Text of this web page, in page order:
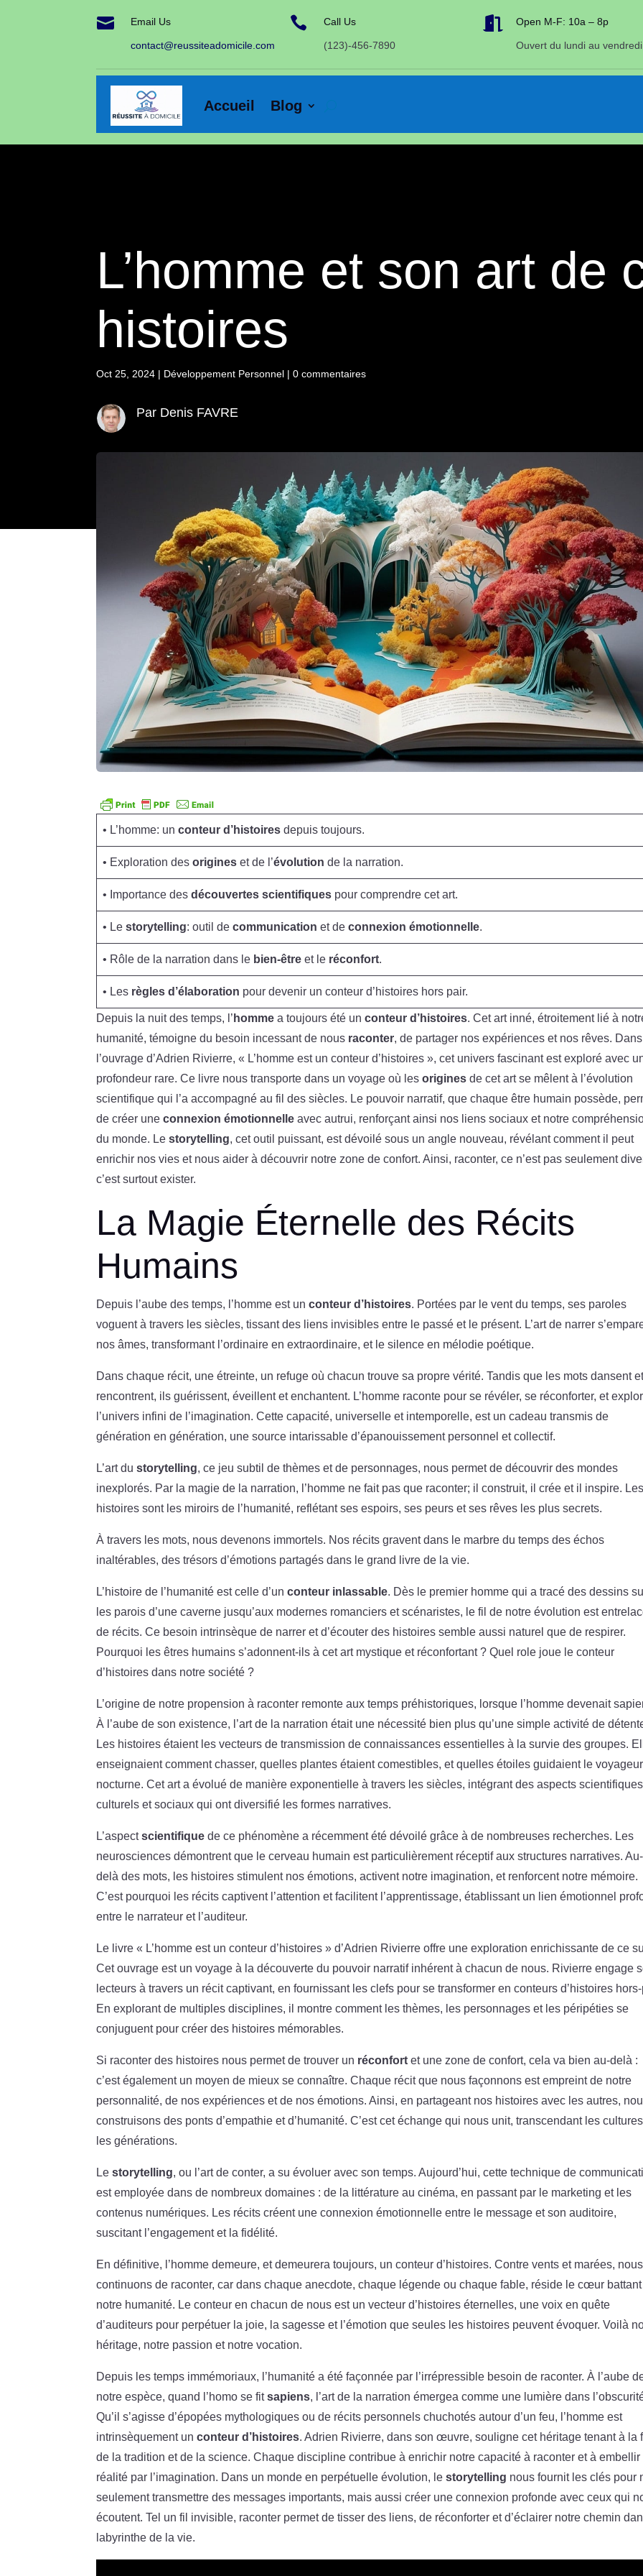
 Email Us
contact@reussiteadomicile.com
 Call Us
(123)-456-7890
 Open M-F: 10a – 8p
Ouvert du lundi au vendredi
Accueil Blog
L’homme et son art de
histoires
Oct 25, 2024 | Développement Personnel |0 commentaires
Par Denis FAVRE
• L’homme: unconteur d’histoires depuis toujours.
• Exploration desorigines et de l’évolution de la narration.
• Importance desdécouvertes scientifiques pour comprendre cet art.
• Lestorytelling: outil decommunication et deconnexion émotionnelle.
• Rôle de la narration dans le bien-être et le réconfort.
• Les règles d’élaboration pour devenir un conteur d’histoires hors pair.
Depuis la nuit des temps, l’ homme a toujours été unconteur d’histoires. Cet art inné, étroitement lié à
humanité, témoigne du besoin incessant de nous raconter, de partager nos expériences et nos rêves. Dans
l’ouvrage d’Adrien Rivierre, « L’homme est un conteur d’histoires », cet univers fascinant est exploré avec
profondeur rare. Ce livre nous transporte dans un voyage où lesorigines de cet art se mêlent à l’évolution
scientifique qui l’a accompagné au fil des siècles. Le pouvoir narratif, que chaque être humain possède,
de créer uneconnexion émotionnelle avec autrui, renforçant ainsi nos liens sociaux et notre
du monde. Lestorytelling, cet outil puissant, est dévoilé sous un angle nouveau, révélant comment il peut
enrichir nos vies et nous aider à découvrir notre zone de confort. Ainsi, raconter, ce n’est pas seulement
c’est surtout exister.
La Magie Éternelle des Récits
Humains
Depuis l’aube des temps, l’homme est unconteur d’histoires. Portées par le vent du temps, ses paroles
voguent à travers les siècles, tissant des liens invisibles entre le passé et le présent. L’art de narrer
nos âmes, transformant l’ordinaire en extraordinaire, et le silence en mélodie poétique.
Dans chaque récit, une étreinte, un refuge où chacun trouve sa propre vérité. Tandis que les mots dansent
rencontrent, ils guérissent, éveillent et enchantent. L’homme raconte pour se révéler, se réconforter, et
l’univers infini de l’imagination. Cette capacité, universelle et intemporelle, est un cadeau transmis de
génération en génération, une source intarissable d’épanouissement personnel et collectif.
L’art dustorytelling, ce jeu subtil de thèmes et de personnages, nous permet de découvrir des mondes
inexplorés. Par la magie de la narration, l’homme ne fait pas que raconter; il construit, il crée et il inspire. Les
histoires sont les miroirs de l’humanité, reflétant ses espoirs, ses peurs et ses rêves les plus secrets.
À travers les mots, nous devenons immortels. Nos récits gravent dans le marbre du temps des échos
inaltérables, des trésors d’émotions partagés dans le grand livre de la vie.
L’histoire de l’humanité est celle d’unconteur inlassable. Dès le premier homme qui a tracé des dessins
les parois d’une caverne jusqu’aux modernes romanciers et scénaristes, le fil de notre évolution est
de récits. Ce besoin intrinsèque de narrer et d’écouter des histoires semble aussi naturel que de respirer.
Pourquoi les êtres humains s’adonnent-ils à cet art mystique et réconfortant ? Quel role joue le conteur
d’histoires dans notre société ?
L’origine de notre propension à raconter remonte aux temps préhistoriques, lorsque l’homme devenait
À l’aube de son existence, l’art de la narration était une nécessité bien plus qu’une simple activité de
Les histoires étaient les vecteurs de transmission de connaissances essentielles à la survie des groupes.
enseignaient comment chasser, quelles plantes étaient comestibles, et quelles étoiles guidaient le voyageur
nocturne. Cet art a évolué de manière exponentielle à travers les siècles, intégrant des aspects
culturels et sociaux qui ont diversifié les formes narratives.
L’aspectscientifique de ce phénomène a récemment été dévoilé grâce à de nombreuses recherches. Les
neurosciences démontrent que le cerveau humain est particulièrement réceptif aux structures narratives. Au-
delà des mots, les histoires stimulent nos émotions, activent notre imagination, et renforcent notre mémoire.
C’est pourquoi les récits captivent l’attention et facilitent l’apprentissage, établissant un lien émotionnel
entre le narrateur et l’auditeur.
Le livre « L’homme est un conteur d’histoires » d’Adrien Rivierre offre une exploration enrichissante de ce
Cet ouvrage est un voyage à la découverte du pouvoir narratif inhérent à chacun de nous. Rivierre engage
lecteurs à travers un récit captivant, en fournissant les clefs pour se transformer en conteurs d’histoires hors-
En explorant de multiples disciplines, il montre comment les thèmes, les personnages et les péripéties se
conjuguent pour créer des histoires mémorables.
Si raconter des histoires nous permet de trouver un réconfort et une zone de confort, cela va bien au-delà :
c’est également un moyen de mieux se connaître. Chaque récit que nous façonnons est empreint de notre
personnalité, de nos expériences et de nos émotions. Ainsi, en partageant nos histoires avec les autres,
construisons des ponts d’empathie et d’humanité. C’est cet échange qui nous unit, transcendant les
les générations.
Lestorytelling, ou l’art de conter, a su évoluer avec son temps. Aujourd’hui, cette technique de
est employée dans de nombreux domaines : de la littérature au cinéma, en passant par le marketing et les
contenus numériques. Les récits créent une connexion émotionnelle entre le message et son auditoire,
suscitant l’engagement et la fidélité.
En définitive, l’homme demeure, et demeurera toujours, un conteur d’histoires. Contre vents et marées, nous
continuons de raconter, car dans chaque anecdote, chaque légende ou chaque fable, réside le cœur
notre humanité. Le conteur en chacun de nous est un vecteur d’histoires éternelles, une voix en quête
d’auditeurs pour perpétuer la joie, la sagesse et l’émotion que seules les histoires peuvent évoquer. Voilà
héritage, notre passion et notre vocation.
Depuis les temps immémoriaux, l’humanité a été façonnée par l’irrépressible besoin de raconter. À l’aube
notre espèce, quand l’homo se fitsapiens, l’art de la narration émergea comme une lumière dans
Qu’il s’agisse d’épopées mythologiques ou de récits personnels chuchotés autour d’un feu, l’homme est
intrinsèquement unconteur d’histoires. Adrien Rivierre, dans son œuvre, souligne cet héritage tenant à la
de la tradition et de la science. Chaque discipline contribue à enrichir notre capacité à raconter et à embellir
réalité par l’imagination. Dans un monde en perpétuelle évolution, lestorytelling nous fournit les clés pour
seulement transmettre des messages importants, mais aussi créer une connexion profonde avec ceux qui
écoutent. Tel un fil invisible, raconter permet de tisser des liens, de réconforter et d’éclairer notre chemin
labyrinthe de la vie.